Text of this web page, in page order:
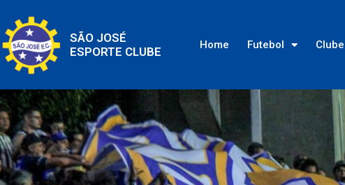
SÃO JOSÉ
ESPORTE CLUBE
Home Futebol Clube